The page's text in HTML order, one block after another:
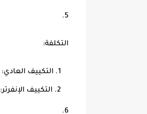
التكلفة:
التكييف العادي:
التكييف الإنفرتر: